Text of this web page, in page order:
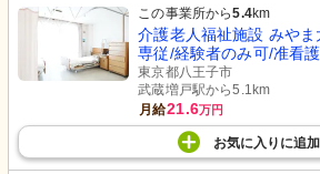
この事業所から5.4km
介護老人福祉施設 みや
専従/経験者のみ可/准看
東京都八王子市
武蔵増戸駅から5.1km
月給21.6万円
お気に入り に追加